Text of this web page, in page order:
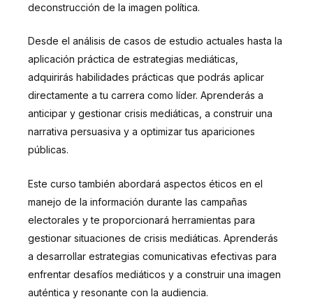
deconstrucción de la imagen política.
Desde el análisis de casos de estudio actuales hasta la
aplicación práctica de estrategias mediáticas,
adquirirás habilidades prácticas que podrás aplicar
directamente a tu carrera como líder. Aprenderás a
anticipar y gestionar crisis mediáticas, a construir una
narrativa persuasiva y a optimizar tus apariciones
públicas.
Este curso también abordará aspectos éticos en el
manejo de la información durante las campañas
electorales y te proporcionará herramientas para
gestionar situaciones de crisis mediáticas. Aprenderás
a desarrollar estrategias comunicativas efectivas para
enfrentar desafíos mediáticos y a construir una imagen
auténtica y resonante con la audiencia.